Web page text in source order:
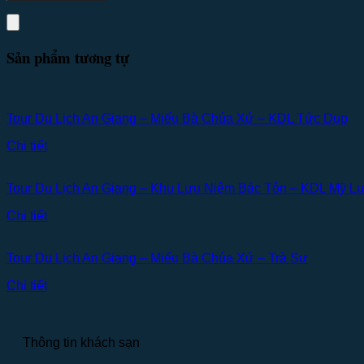
Sản phẩm tương tự
Tour Du Lịch An Giang – Miếu Bà Chúa Xứ – KDL Tức Dụp
Chi tiết
Tour Du Lịch An Giang – Khu Lưu Niệm Bác Tôn – KDL Mỹ
Chi tiết
Tour Du Lịch An Giang – Miếu Bà Chúa Xứ – Trà Sư
Chi tiết
Thông tin khách sạn